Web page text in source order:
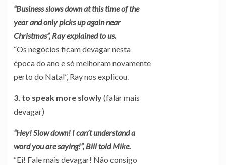
“Business slows down at this time of the
year and only picks up again near
Christmas”, Ray explained to us.
“Os negócios ficam devagar nesta
época do ano e só melhoram novamente
perto do Natal”, Ray nos explicou.
3. to speak more slowly(falar mais
devagar)
“Hey! Slow down! I can’t understand a
word you are saying!”, Bill told Mike.
“Ei! Fale mais devagar! Não consigo